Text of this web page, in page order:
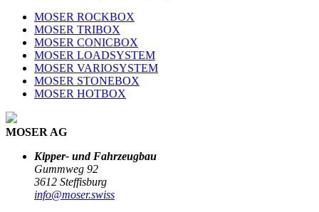
MOSER ROCKBOX
MOSER TRIBOX
MOSER CONICBOX
MOSER LOADSYSTEM
MOSER VARIOSYSTEM
MOSER STONEBOX
MOSER HOTBOX
MOSER AG
Kipper- und Fahrzeugbau
Gummweg 92
3612 Steffisburg
info@moser.swiss